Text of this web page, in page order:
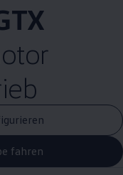
fahren